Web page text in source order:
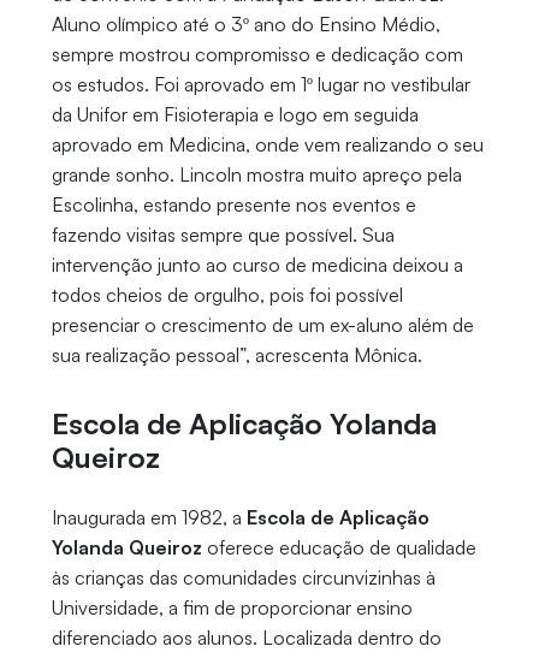
Aluno olímpico até o 3º ano do Ensino Médio,
sempre mostrou compromisso e dedicação com
os estudos. Foi aprovado em 1º lugar no vestibular
da Unifor em Fisioterapia e logo em seguida
aprovado em Medicina, onde vem realizando o seu
grande sonho. Lincoln mostra muito apreço pela
Escolinha, estando presente nos eventos e
fazendo visitas sempre que possível. Sua
intervenção junto ao curso de medicina deixou a
todos cheios de orgulho, pois foi possível
presenciar o crescimento de um ex-aluno além de
sua realização pessoal”, acrescenta Mônica.
Escola de Aplicação Yolanda
Queiroz
Inaugurada em 1982, a Escola de Aplicação
Yolanda Queiroz oferece educação de qualidade
às crianças das comunidades circunvizinhas à
Universidade, a fim de proporcionar ensino
diferenciado aos alunos. Localizada dentro do